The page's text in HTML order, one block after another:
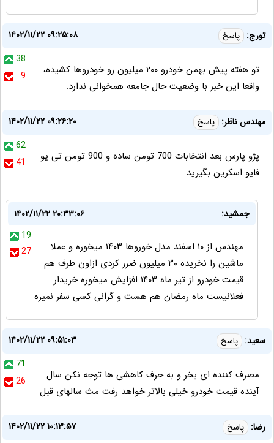
تورج: پاسخ
۱۴۰۲/۱۱/۲۲ ۰۹:۲۵:۰۸
38
9
تو هفته پیش بهمن خودرو ۲۰۰ میلیون رو خودروها کشیده،
واقعا این خبر با وضعیت حال جامعه همخوانی ندارد.
مهندس ناظر: پاسخ
۱۴۰۲/۱۱/۲۲ ۰۹:۲۶:۲۰
62
41
پژو پارس بعد انتخابات 700 تومن ساده و 900 تومن تی یو
فایو اسکرین بگیرید
جمشید:
۱۴۰۲/۱۱/۲۲ ۲۰:۳۳:۰۶
19
27
مهندس از ۱۰ اسفند مدل خوروها ۱۴۰۳ میخوره و عملا
ماشین را نخریده ۳۰ میلیون ضرر کردی ازاون طرف هم
قیمت خودرو از تیر ماه ۱۴۰۳ افزایش میخوره خریدار
فعلانیست ماه رمضان هم هست و گرانی کسی سفر نمیره
سعید: پاسخ
۱۴۰۲/۱۱/۲۲ ۰۹:۵۱:۰۳
71
26
مصرف کننده ای بخر و به حرف کاهشی ها توجه نکن سال
آینده قیمت خودرو خیلی بالاتر خواهد رفت مث سالهای قبل
رضا: پاسخ
۱۴۰۲/۱۱/۲۲ ۱۰:۱۳:۵۷